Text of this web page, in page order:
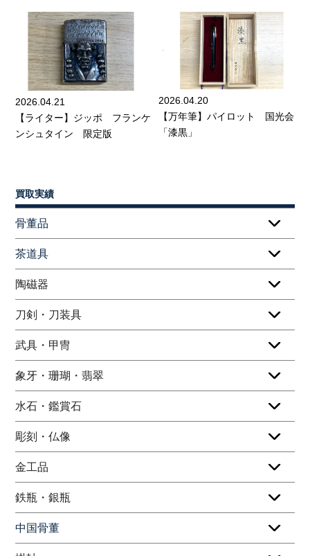
2026.04.21
【ライター】ジッポ フランケ
ンシュタイン 限定版
2026.04.20
【万年筆】パイロット 国光会
「漆黒」
買取実績
骨董品
茶道具
陶磁器
刀剣・刀装具
武具・甲冑
象牙・珊瑚・翡翠
水石・鑑賞石
彫刻・仏像
金工品
鉄瓶・銀瓶
中国骨董